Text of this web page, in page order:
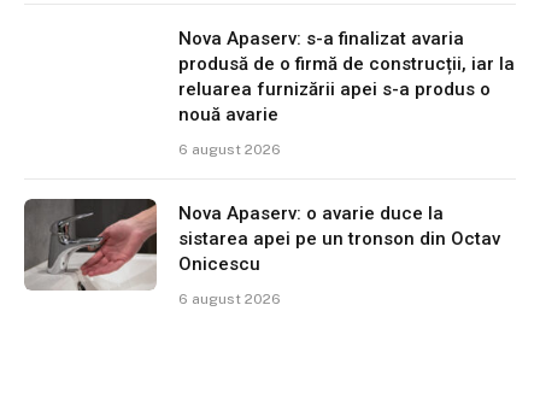
Nova Apaserv: s-a finalizat avaria
produsă de o firmă de construcții, iar la
reluarea furnizării apei s-a produs o
nouă avarie
6 august 2026
Nova Apaserv: o avarie duce la
sistarea apei pe un tronson din Octav
Onicescu
6 august 2026